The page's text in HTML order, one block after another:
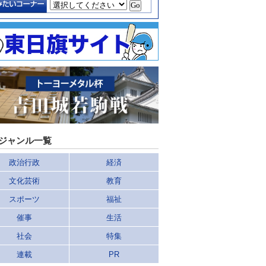
ャンル一覧
政治行政 経済
文化芸術 教育
スポーツ 福祉
催事 生活
社会 特集
連載 PR